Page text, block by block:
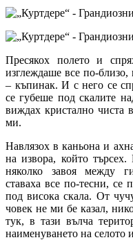
Пресякох полето и
изглеждаше все по-близо,
– къпинак. И с него се
се губеше под скалите
виждах кристално чиста
ми.
Навлязох в каньона и
на извора, който
няколко завоя между
ставаха все по-тесни, се
под висока скала. От
човек не ми бе казал,
тук, в тази вълча
наименуването на селото